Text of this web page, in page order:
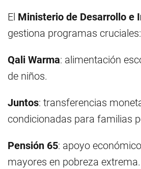
El Ministerio de Desarrollo e
gestiona programas cruciales:
Qali Warma: alimentación
de niños.
Juntos: transferencias
condicionadas para familias
Pensión 65: apoyo
mayores en pobreza extrema.